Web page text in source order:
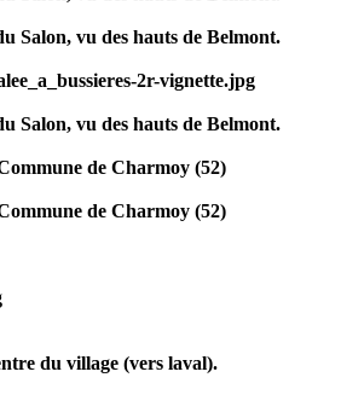
Salon, vu des hauts de Belmont.
2r-vignette.jpg
Salon, vu des hauts de Belmont.
de Charmoy (52)
de Charmoy (52)
du village (vers laval).